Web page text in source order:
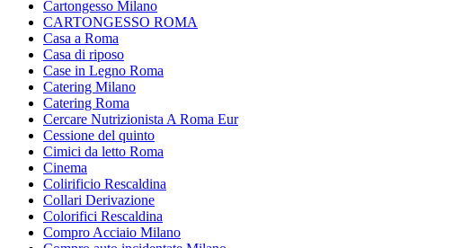
Cartongesso Milano
CARTONGESSO ROMA
Casa a Roma
Casa di riposo
Case in Legno Roma
Catering Milano
Catering Roma
Cercare Nutrizionista A Roma Eur
Cessione del quinto
Cimici da letto Roma
Cinema
Colirificio Rescaldina
Collari Derivazione
Colorifici Rescaldina
Compro Acciaio Milano